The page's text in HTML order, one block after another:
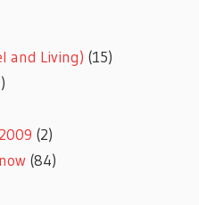
and Living) (15)
(2)
(84)